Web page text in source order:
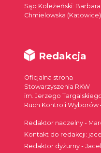
Sąd Koleżeński:
Chmielowska
Redakcja
Oficjalna strona
Stowarzyszenia RKW
im. Jerzego
Ruch Kontroli Wyborów
Redaktor naczelny -
Kontakt do redakcji:
Redaktor dyżurny -